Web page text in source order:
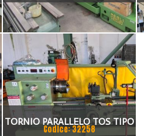
CLOVIS 50 X 2000
TORNIO PARALLELO TOS TIPO
Codice: 32258